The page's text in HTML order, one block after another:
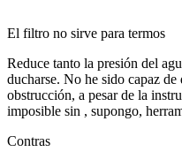
El filtro no sirve para termos
Reduce tanto la presión del
ducharse. No he sido capaz
obstrucción, a pesar de la
imposible sin , supongo,
Contras